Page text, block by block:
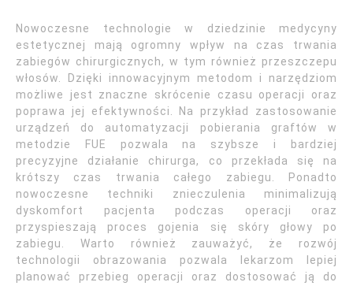
Nowoczesne technologie w dziedzinie medycyny
estetycznej mają ogromny wpływ na czas trwania
zabiegów chirurgicznych, w tym również przeszczepu
włosów. Dzięki innowacyjnym metodom i narzędziom
możliwe jest znaczne skrócenie czasu operacji oraz
poprawa jej efektywności. Na przykład zastosowanie
urządzeń do automatyzacji pobierania graftów w
metodzie FUE pozwala na szybsze i bardziej
precyzyjne działanie chirurga, co przekłada się na
krótszy czas trwania całego zabiegu. Ponadto
nowoczesne techniki znieczulenia minimalizują
dyskomfort pacjenta podczas operacji oraz
przyspieszają proces gojenia się skóry głowy po
zabiegu. Warto również zauważyć, że rozwój
technologii obrazowania pozwala lekarzom lepiej
planować przebieg operacji oraz dostosować ją do